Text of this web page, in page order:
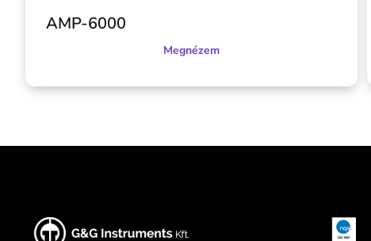
AMP-6000
Megnézem